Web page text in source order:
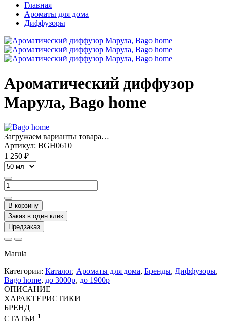
Главная
Ароматы для дома
Диффузоры
Ароматический диффузор
Марула, Bago home
Загружаем варианты товара…
Артикул: BGH0610
1 250 ₽
В корзину
Заказ в один клик
Предзаказ
Marula
Категории: Каталог, Ароматы для дома, Бренды, Диффузоры,
Bago home, до 3000р, до 1900р
ОПИСАНИЕ
ХАРАКТЕРИСТИКИ
БРЕНД
СТАТЬИ 1